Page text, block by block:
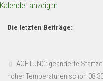
Kalender anzeigen
Die letzten Beiträge:
ACHTUNG: geänderte
hoher Temperaturen schon